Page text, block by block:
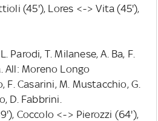
(45'), Lores <-> Vita (45'),
Parodi, T. Milanese, A. Ba, F.
All: Moreno Longo
F. Casarini, M. Mustacchio, G.
D. Fabbrini.
Coccolo <-> Pierozzi (64'),